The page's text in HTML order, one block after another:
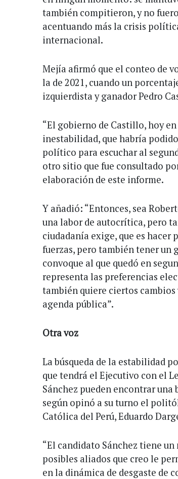
también compitieron, y no
acentuando más la crisis
internacional.
Mejía afirmó que el conteo de
la de 2021, cuando un
izquierdista y ganador Pedro
“El gobierno de Castillo, hoy
inestabilidad, que habría
político para escuchar al
otro sitio que fue consultado
elaboración de este informe.
Y añadió: “Entonces, sea
una labor de autocrítica, pero
ciudadanía exige, que es hacer
fuerzas, pero también tener un
convoque al que quedó en
representa las preferencias
también quiere ciertos cambios
agenda pública”.
Otra voz
La búsqueda de la estabilidad
que tendrá el Ejecutivo con el
Sánchez pueden encontrar
según opinó a su turno el
Católica del Perú, Eduardo
“El candidato Sánchez tiene
posibles aliados que creo le
en la dinámica de desgaste de